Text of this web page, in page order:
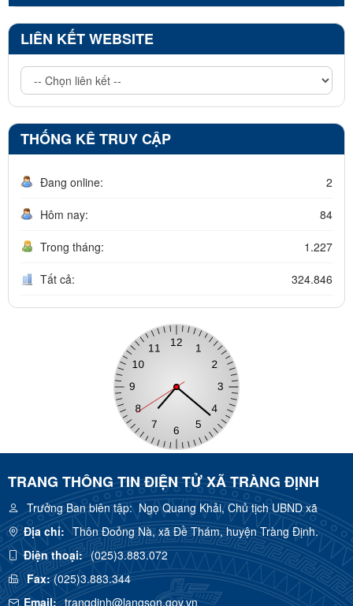
LIÊN KẾT WEBSITE
THỐNG KÊ TRUY CẬP
Đang online: 2
Hôm nay: 84
Trong tháng: 1.227
Tất cả: 324.846
TRANG THÔNG TIN ĐIỆN TỬ XÃ TRÀNG ĐỊNH
Trưởng Ban biên tập:Ngọ Quang Khải, Chủ tịch UBND xã
Địa chỉ: Thôn Đoỏng Nà, xã Đề Thám, huyện Tràng Định.
Điện thoại: (025)3.883.072
Fax:(025)3.883.344
Email: trangdinh@langson.gov.vn